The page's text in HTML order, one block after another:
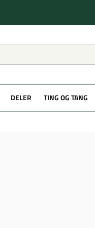
DELER TING OG TANG